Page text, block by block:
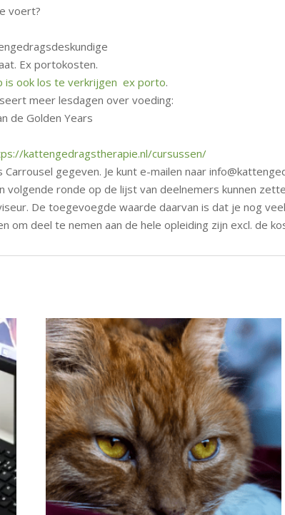
voert?
Ex portokosten.
is ook los te verkrijgen ex porto.
meer lesdagen over voeding:
de Golden Years
kattengedragstherapie.nl/cursussen/
gegeven. Je kunt e-mailen naar
ronde op de lijst van deelnemers kunnen
De toegevoegde waarde daarvan is dat je nog
om deel te nemen aan de hele opleiding zijn excl. de